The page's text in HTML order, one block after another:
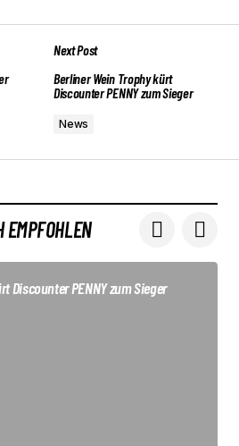
Next Post
Berliner Wein Trophy kürt
Discounter PENNY zum Sieger
News
EMPFOHLEN
Discounter PENNY zum Sieger